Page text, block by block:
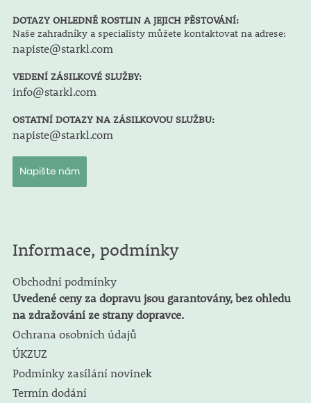
DOTAZY OHLEDNĚ ROSTLIN A JEJICH PĚSTOVÁNÍ:
Naše zahradníky a specialisty můžete kontaktovat na adrese:
napiste@starkl.com
VEDENÍ ZÁSILKOVÉ SLUŽBY:
info@starkl.com
OSTATNÍ DOTAZY NA ZÁSILKOVOU SLUŽBU:
napiste@starkl.com
Napište nám
Informace, podmínky
Obchodní podmínky
Uvedené ceny za dopravu jsou garantovány, bez ohledu
na zdražování ze strany dopravce.
Ochrana osobních údajů
ÚKZUZ
Podmínky zasílání novinek
Termín dodání